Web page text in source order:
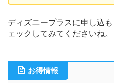
ディズニープラスに申し込
ェックしてみてくださいね。
お得情報